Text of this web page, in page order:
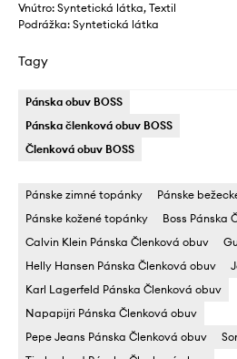
Vnútro: Syntetická látka, Textil
Podrážka: Syntetická látka
Tagy
Pánska obuv BOSS
Pánska členková obuv BOSS
Členková obuv BOSS
Pánske zimné topánky
Pánske
Pánske kožené topánky
Boss Pánska
Calvin Klein Pánska Členková obuv
Helly Hansen Pánska Členková obuv
Karl Lagerfeld Pánska Členková obuv
Napapijri Pánska Členková obuv
Pepe Jeans Pánska Členková obuv